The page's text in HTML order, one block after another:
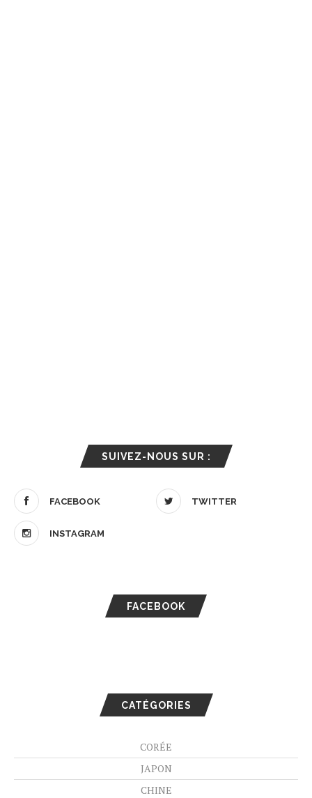
SUIVEZ-NOUS SUR :
FACEBOOK TWITTER
INSTAGRAM
FACEBOOK
CATÉGORIES
CORÉE
JAPON
CHINE